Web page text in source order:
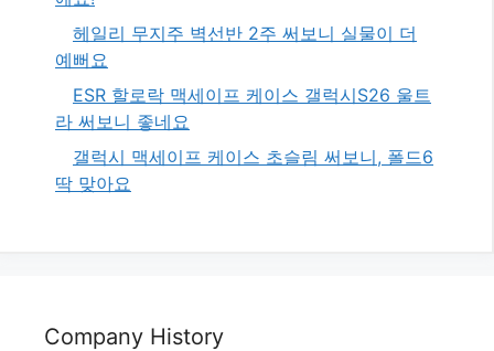
헤일리 무지주 벽선반 2주 써보니 실물이 더
예뻐요
ESR 할로락 맥세이프 케이스 갤럭시S26 울트
라 써보니 좋네요
갤럭시 맥세이프 케이스 초슬림 써보니, 폴드6
딱 맞아요
Company History